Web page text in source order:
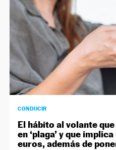
CONDUCIR
El hábito al volante
en ‘plaga’ y que
euros, además de